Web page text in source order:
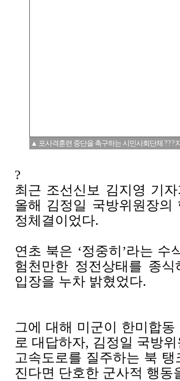
▲ 포사격훈련 중단을 촉구하는 시민사회단체 ? ? ?
?
최근 조선신보 김지영 기
올해 김정일 국방위원장
정체결이었다.
연초 북은 ‘정중히’라는
험천만한 정전상태를 종
입장을 누차 밝혔었다.
그에 대해 미군이 한미합
로 대답하자, 김정일 국방
고속도로를 질주하는 북
진다면 단호한 군사적 행동